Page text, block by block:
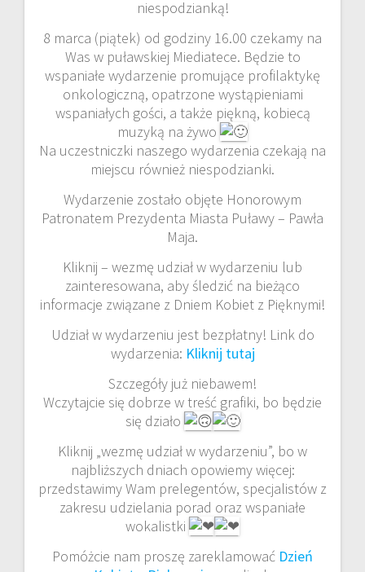
niespodzianką!
8 marca (piątek) od godziny 16.00 czekamy na
Was w puławskiej Miediatece. Będzie to
wspaniałe wydarzenie promujące profilaktykę
onkologiczną, opatrzone wystąpieniami
wspaniałych gości, a także piękną, kobiecą
muzyką na żywo
Na uczestniczki naszego wydarzenia czekają na
miejscu również niespodzianki.
Wydarzenie zostało objęte Honorowym
Patronatem Prezydenta Miasta Puławy – Pawła
Maja.
Kliknij – wezmę udział w wydarzeniu lub
zainteresowana, aby śledzić na bieżąco
informacje związane z Dniem Kobiet z Pięknymi!
Udział w wydarzeniu jest bezpłatny! Link do
wydarzenia: Kliknij tutaj
Szczegóły już niebawem!
Wczytajcie się dobrze w treść grafiki, bo będzie
się działo
Kliknij „wezmę udział w wydarzeniu”, bo w
najbliższych dniach opowiemy więcej:
przedstawimy Wam prelegentów, specjalistów z
zakresu udzielania porad oraz wspaniałe
wokalistki
Pomóżcie nam proszę zareklamować Dzień